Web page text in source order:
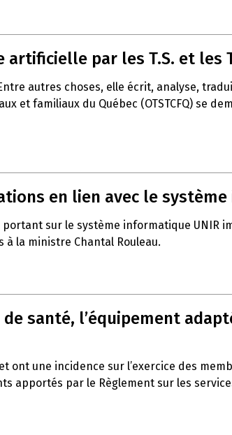
par les T.S. et les
autres choses, elle écrit, analyse,
et familiaux du Québec (OTSTCFQ) se
en lien avec le
sur le système informatique UNIR
la ministre Chantal Rouleau.
santé, l’équipement
ont une incidence sur l’exercice des
apportés par le Règlement sur les